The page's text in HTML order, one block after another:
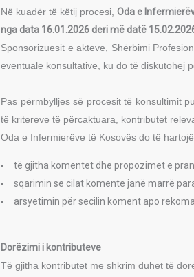
Në kuadër të këtij procesi, Oda e
nga data 16.01.2026 deri më datë
Sponsorizuesit e akteve, Shërbimi
eventuale konsultative, ku do të diskutohej
Pas përmbylljes së procesit të konsultimit
të kritereve të përcaktuara, kontributet
Oda e Infermierëve të Kosovës do të hartojë
të gjitha komentet dhe propozimet e
sqarimin se cilat komente janë marrë
arsyetimin për secilin koment apo
Dorëzimi i kontributeve
Të gjitha kontributet me shkrim duhet të